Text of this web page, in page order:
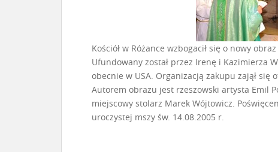
Kościół w Różance wzbogacił się o nowy
Ufundowany został przez Irenę i Kazimierza
obecnie w USA. Organizacją zakupu zajął się
Autorem obrazu jest rzeszowski artysta Emil
miejscowy stolarz Marek Wójtowicz.
uroczystej mszy św. 14.08.2005 r.